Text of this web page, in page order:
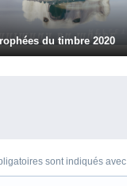
du timbre 2020
sont indiqués avec